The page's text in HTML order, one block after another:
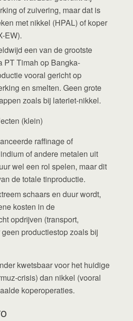
of zuivering, maar dat is
met nikkel (HPAL) of koper
EW).
een van de grootste
PT Timah op Bangka-
vooral gericht op
en smelten. Geen grote
zoals bij lateriet-nikkel.
(klein)
raffinage of
of andere metalen uit
wel een rol spelen, maar dit
de totale tinproductie.
schaars en duur wordt,
kosten in de
opdrijven (transport,
productiestop zoals bij
kwetsbaar voor het huidige
crisis) dan nikkel (vooral
koperoperaties.